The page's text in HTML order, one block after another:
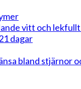
vitt och
dagar
bland stjärnor